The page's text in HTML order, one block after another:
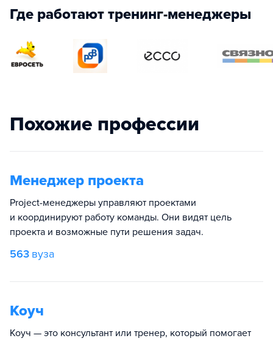
Где работают тренинг-менеджеры
Похожие профессии
Менеджер проекта
Project-менеджеры управляют проектами
и координируют работу команды. Они видят цель
проекта и возможные пути решения задач.
563 вуза
Коуч
Коуч — это консультант или тренер, который помогает